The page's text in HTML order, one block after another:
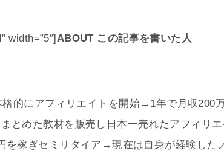
width=”5″]ABOUT この記事を書いた人
格的にアフィリエイトを開始→1年で月収200
とめた教材を販売し日本一売れたアフィリ
を稼ぎセミリタイア→現在は自身が経験した